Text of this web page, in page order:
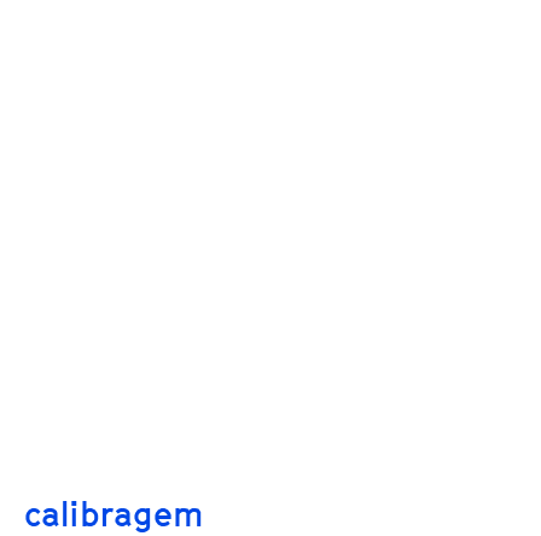
calibragem